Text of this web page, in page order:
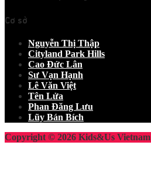
Cơ sở
Nguyễn Thị Thập
Cityland Park Hills
Cao Đức Lân
Sư Vạn Hạnh
Lê Văn Việt
Tên Lửa
Phan Đăng Lưu
Lũy Bán Bích
Copyright © 2026 Kids&Us Vietnam